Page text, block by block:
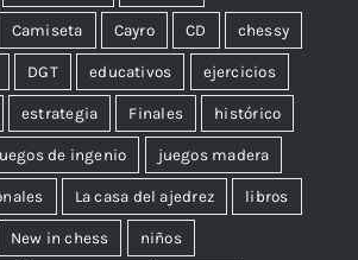
Camiseta Cayro CD chessy
DGT educativos ejercicios
estrategia Finales histórico
de ingenio juegos madera
La casa del ajedrez libros
New in chess niños